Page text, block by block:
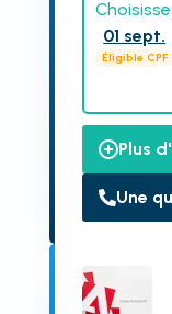
01 sept.
Éligible CPF
Plus
Une